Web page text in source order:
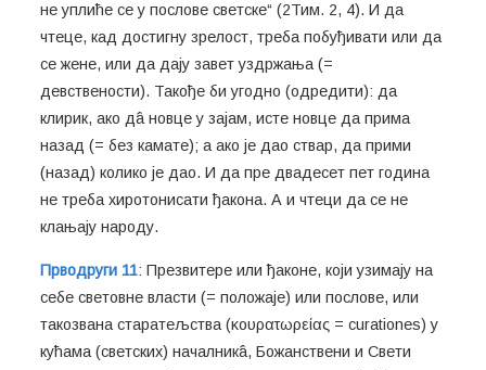
не уплиће се у послове светске“ (2Тим. 2, 4). И да
чтеце, кад достигну зрелост, треба побуђивати или да
се жене, или да дају завет уздржања (=
девствености). Такође би угодно (одредити): да
клирик, ако дâ новце у зајам, исте новце да прима
назад (= без камате); а ако је дао ствар, да прими
(назад) колико је дао. И да пре двадесет пет година
не треба хиротонисати ђакона. А и чтеци да се не
клањају народу.
Прводруги 11: Презвитере или ђаконе, који узимају на
себе световне власти (= положаје) или послове, или
такозвана старатељства (κουρατωρείας = curationes) у
кућама (светских) началникâ, Божанствени и Свети